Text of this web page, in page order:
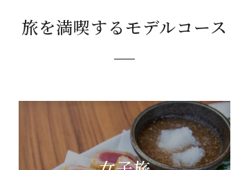
旅を満喫するモデルコース